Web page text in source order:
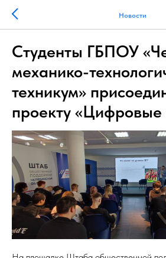
Новости
Студенты ГБПОУ
механико-
техникум»
проекту «Цифровые